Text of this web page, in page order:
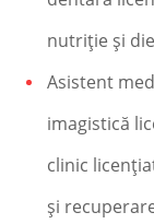
nutriţie şi
Asistent
imagistică
clinic
şi